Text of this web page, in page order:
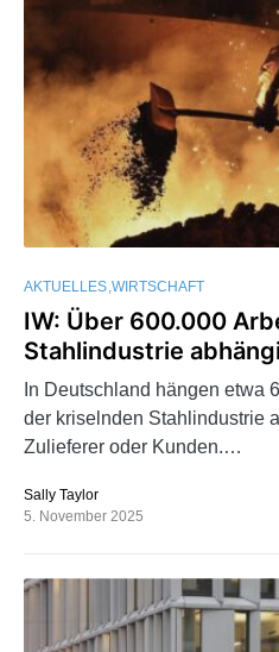
AKTUELLES WIRTSCHAFT
IW: Über 600.000
Stahlindustrie
In Deutschland hängen etwa
der kriselnden Stahlindustrie
Zulieferer oder Kunden.…
Sally Taylor
5. November 2025